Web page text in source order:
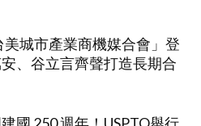
美城市產業商機媒合會」登
、谷立言齊聲打造長期合